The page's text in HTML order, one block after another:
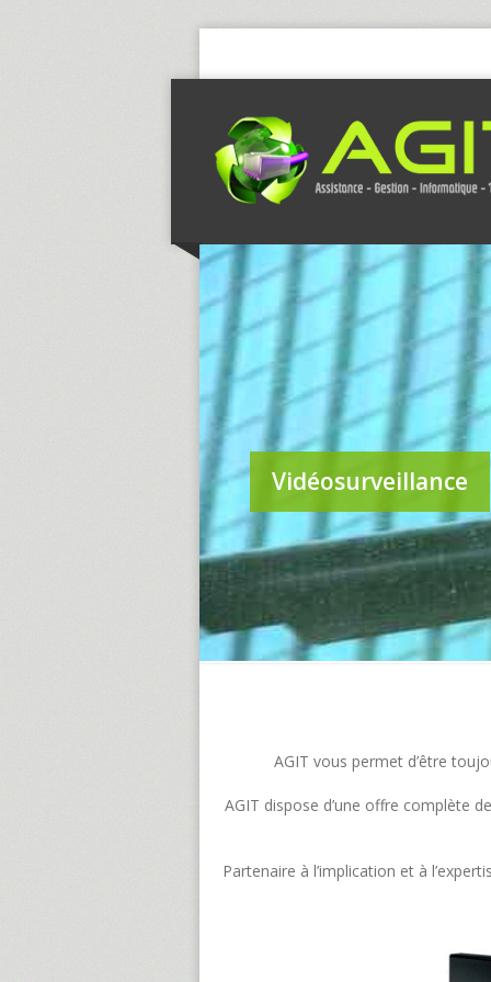
Vidéosurveillance
AGIT vous permet d’être
AGIT dispose d’une offre complète
Partenaire à l’implication et à